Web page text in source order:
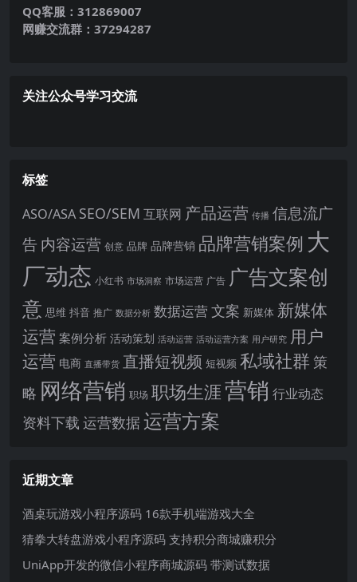
QQ客服：312869007
网赚交流群：37294287
关注公众号学习交流
标签
ASO/ASA SEO/SEM 互联网 产品运营 传播 信息流广
告 内容运营 创意 品牌 品牌营销 品牌营销案例 大
厂动态 小红书 市场洞察 市场运营 广告 广告文案创
意 思维 抖音 推广 数据分析 数据运营 文案 新媒体 新媒体
运营 案例分析 活动策划 活动运营 活动运营方案 用户研究 用户
运营 电商 直播带货 直播短视频 短视频 私域社群 策
略 网络营销 职场 职场生涯营销 行业动态
资料下载 运营数据运营方案
近期文章
酒桌玩游戏小程序源码 16款手机端游戏大全
猜拳大转盘游戏小程序源码 支持积分商城赚积分
UniApp开发的微信小程序商城源码 带测试数据